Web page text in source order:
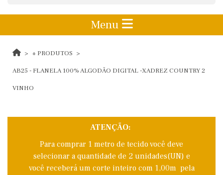
Menu
+ PRODUTOS
AB25 - FLANELA 100% ALGODÃO DIGITAL -XADREZ COUNTRY 2
VINHO
ATENÇÃO:
Para comprar 1 metro de tecido você deve
selecionar a quantidade de 2 unidades(UN) e
você receberá um corte inteiro com 1,00m pela